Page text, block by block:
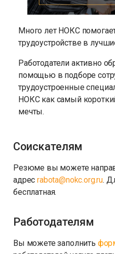
Много лет НОКС
трудоустройстве в
Работодатели активно
помощью в подборе
трудоустроенные
НОКС как самый
мечты.
Соискателям
Резюме вы можете
адресrabota@nokc.org.ru.
бесплатная.
Работодателям
Вы можете заполнить